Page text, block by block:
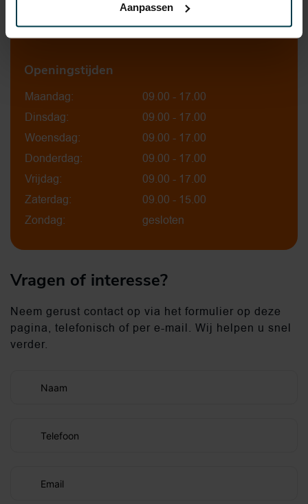
Aanpassen
Nijverheidsweg 17-O
3641 RP Mijdrecht
Openingstijden
Maandag:
09.00 - 17.00
Dinsdag:
09.00 - 17.00
Woensdag:
09.00 - 17.00
Donderdag:
09.00 - 17.00
Vrijdag:
09.00 - 17.00
Zaterdag:
09.00 - 15.00
Zondag:
gesloten
Vragen of interesse?
Neem gerust contact op via het formulier op deze
pagina, telefonisch of per e-mail. Wij helpen u snel
verder.
Naam
Telefoon
Email